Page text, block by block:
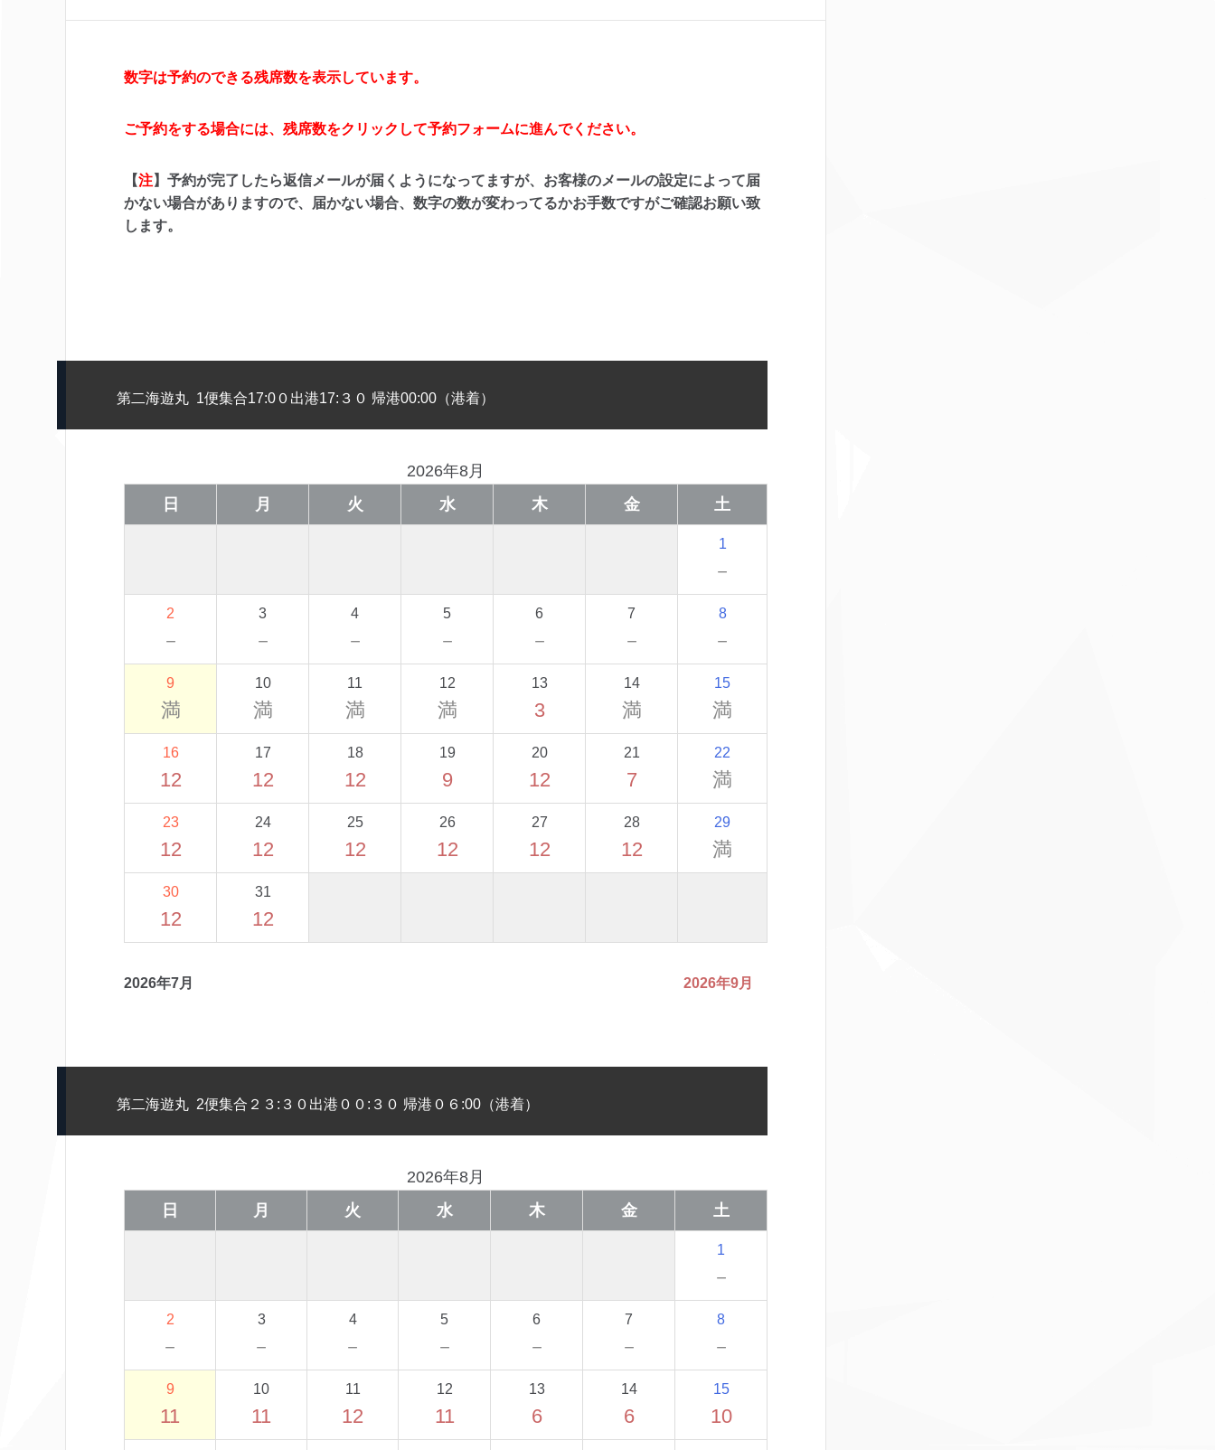
数字は予約のできる残席数を表示しています。
ご予約をする場合には、残席数をクリックして予約フォームに進んでください。
【注】予約が完了したら返信メールが届くようになってますが、お客様のメールの設定によって届
かない場合がありますので、届かない場合、 数字の数が変わってるかお手数ですがご確認お願い致
します。
第二海遊丸 1便集合17:0０出港17:３０ 帰港00:00（港着）
2026年8月
日
月 火 水 木 金 土
1
－
2
－
3
－
4
－
5
－
6
－
7
－
8
－
9
満
10
満
11
満
12
満
13
3
14
満
15
満
16
12
17
12
18
12
19
9
20
12
21
7
22
満
23
12
24
12
25
12
26
12
27
12
28
12
29
満
30
12
31
12
2026年7月 2026年9月
第二海遊丸 2便集合２３:３０出港００:３０ 帰港０６:00（港着）
2026年8月
日
月 火 水 木 金 土
1
－
2
－
3
－
4
－
5
－
6
－
7
－
8
－
9
11
10
11
11
12
12
11
13
6
14
6
15
10